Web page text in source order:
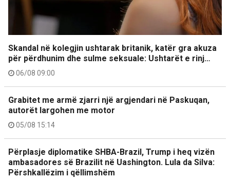
Skandal në kolegjin ushtarak britanik, katër gra akuza
për përdhunim dhe sulme seksuale: Ushtarët e rinj…
06/08 09:00
Grabitet me armë zjarri një argjendari në Paskuqan,
autorët largohen me motor
05/08 15:14
Përplasje diplomatike SHBA-Brazil, Trump i heq vizën
ambasadores së Brazilit në Uashington. Lula da Silva:
Përshkallëzim i qëllimshëm